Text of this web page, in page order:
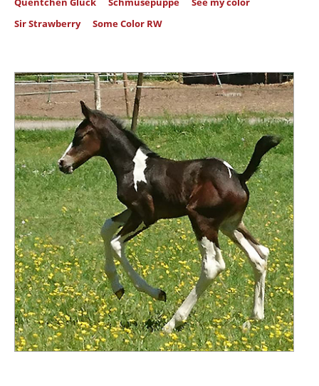
Sir Strawberry
Some Color RW